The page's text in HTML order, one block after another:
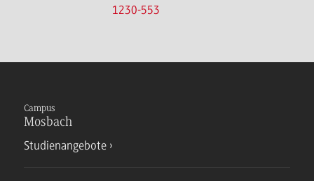
1230-553
Campus
Mosbach
Studienangebote